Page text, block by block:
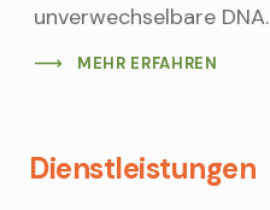
unverwechselbare DNA.
MEHR ERFAHREN
Dienstleistungen